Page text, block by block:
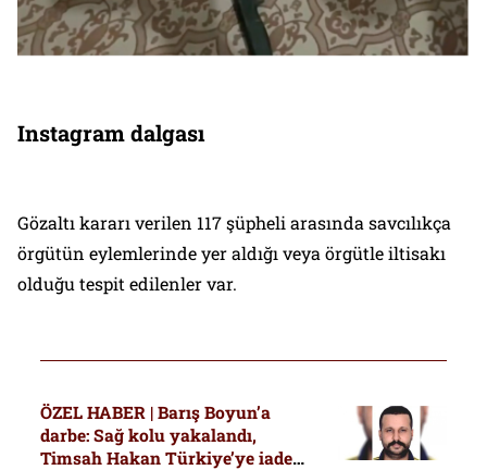
Instagram dalgası
Gözaltı kararı verilen 117 şüpheli arasında savcılıkça
örgütün eylemlerinde yer aldığı veya örgütle iltisakı
olduğu tespit edilenler var.
ÖZEL HABER | Barış Boyun’a
darbe: Sağ kolu yakalandı,
Timsah Hakan Türkiye’ye iade